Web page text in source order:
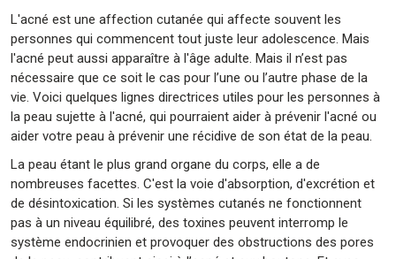
L'acné est une affection cutanée qui affecte souvent les
personnes qui commencent tout juste leur adolescence. Mais
l'acné peut aussi apparaître à l'âge adulte. Mais il n’est pas
nécessaire que ce soit le cas pour l’une ou l’autre phase de la
vie. Voici quelques lignes directrices utiles pour les personnes à
la peau sujette à l'acné, qui pourraient aider à prévenir l'acné ou
aider votre peau à prévenir une récidive de son état de la peau.
La peau étant le plus grand organe du corps, elle a de
nombreuses facettes. C'est la voie d'absorption, d'excrétion et
de désintoxication. Si les systèmes cutanés ne fonctionnent
pas à un niveau équilibré, des toxines peuvent interromp le
système endocrinien et provoquer des obstructions des pores